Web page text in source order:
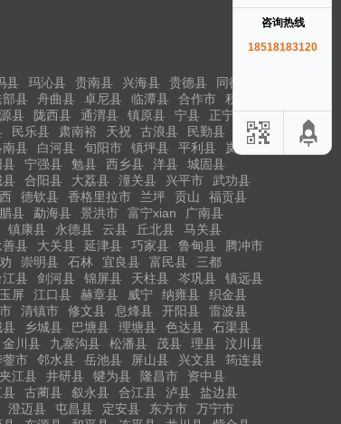
县 玛沁县 贵南县 兴海县 贵德县
同德县
部县 舟曲县 卓尼县 临潭县 合作市
积石山
县 陇西县 通渭县 镇原县 宁县
正宁县
民乐县 肃南裕 天祝 古浪县
民勤县
南县 白河县 旬阳市 镇坪县 平利县
岚皋县
县 宁强县 勉县 西乡县 洋县
城固县
县 合阳县 大荔县 潼关县 兴平市
武功县
德钦县 香格里拉市 兰坪 贡山
福贡县
县 勐海县 景洪市 富宁xian
广南县
镇康县 永德县 云县 丘北县
马关县
善县 大关县 延津县 巧家县 鲁甸县
腾冲市
崇明县 石林 宜良县 富民县
三都
江县 剑河县 锦屏县 天柱县 岑巩县
镇远县
玉屏 江口县 赫章县 威宁 纳雍县
织金县
清镇市 修文县 息烽县 开阳县
雷波县
县 乡城县 巴塘县 理塘县 色达县
石渠县
金川县 九寨沟县 松潘县 茂县 理县
汶川县
蓥市 邻水县 岳池县 屏山县 兴文县
筠连县
夹江县 井研县 犍为县 隆昌市
资中县
县 古蔺县 叙永县 合江县 泸县
盐边县
澄迈县 屯昌县 定安县 东方市
万宁市
咨询热线
18518183120